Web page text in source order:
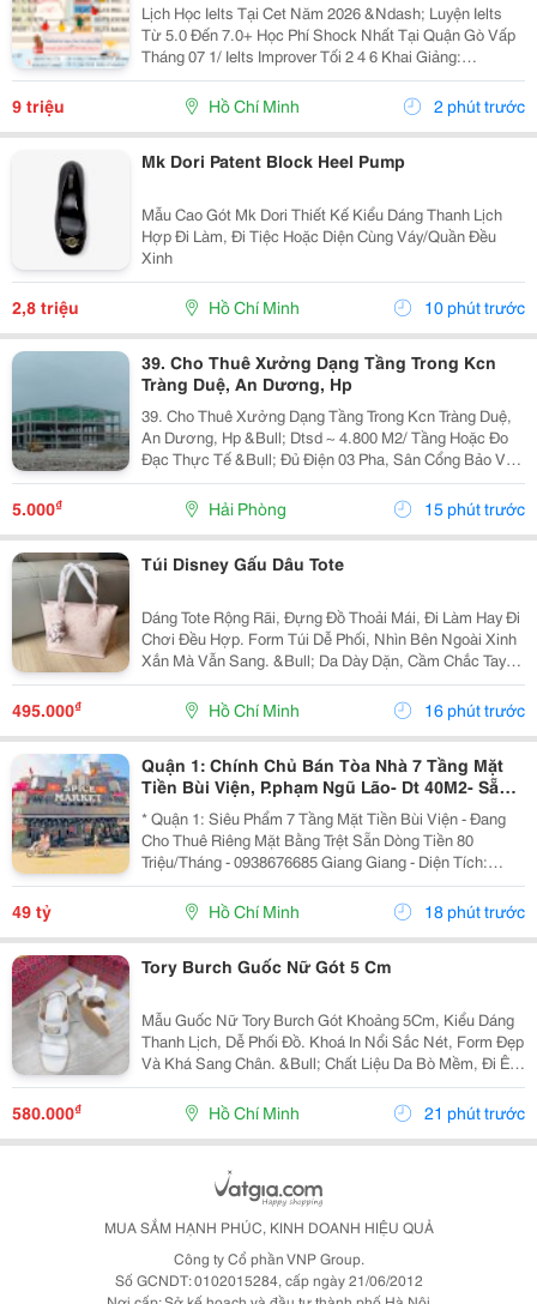
Lịch Học Ielts Tại Cet Năm 2026 &Ndash; Luyện Ielts
Từ 5.0 Đến 7.0+ Học Phí Shock Nhất Tại Quận Gò Vấp
Tháng 07 1/ Ielts Improver Tối 2 4 6 Khai Giảng:
13/07/2026 Khung Giờ: 18:00 Đến 21:00 Học Phí Ưu Đãi
5% Khi Đăng Ký 2/ Ielts...
9 triệu Hồ Chí Minh 2 phút trước
Mk Dori Patent Block Heel Pump
Mẫu Cao Gót Mk Dori Thiết Kế Kiểu Dáng Thanh Lịch
Hợp Đi Làm, Đi Tiệc Hoặc Diện Cùng Váy/Quần Đều
Xinh
2,8 triệu Hồ Chí Minh 10 phút trước
39. Cho Thuê Xưởng Dạng Tầng Trong Kcn
Tràng Duệ, An Dương, Hp
39. Cho Thuê Xưởng Dạng Tầng Trong Kcn Tràng Duệ,
An Dương, Hp &Bull; Dtsd ~ 4.800 M2/ Tầng Hoặc Đo
Đạc Thực Tế &Bull; Đủ Điện 03 Pha, Sân Cổng Bảo Vệ,
Pccc Tự Động, Mới 100% &Bull; Giá Chào Thuê 5.25
Usd/ M2/ Tháng
5.000₫ Hải Phòng 15 phút trước
Túi Disney Gấu Dâu Tote
Dáng Tote Rộng Rãi, Đựng Đồ Thoải Mái, Đi Làm Hay Đi
Chơi Đều Hợp. Form Túi Dễ Phối, Nhìn Bên Ngoài Xinh
Xắn Mà Vẫn Sang. &Bull; Da Dày Dặn, Cầm Chắc Tay
&Bull; Hoạ Tiết Dập Nổi Sắc Nét, Nhìn Rất Đẹp &Bull;
Kèm Keychain Gấu Cực Xinh &Bull; Full Box...
495.000₫ Hồ Chí Minh 16 phút trước
Quận 1: Chính Chủ Bán Tòa Nhà 7 Tầng Mặt
Tiền Bùi Viện, P.phạm Ngũ Lão- Dt 40M2- Sẵn
Hdt Riêng Tầng Trệt 80Tr/Th- Vị Trí Vip Nhất
Tại
* Quận 1: Siêu Phẩm 7 Tầng Mặt Tiền Bùi Viện - Đang
Cho Thuê Riêng Mặt Bằng Trệt Sẵn Dòng Tiền 80
Triệu/Tháng - 0938676685 Giang Giang - Diện Tích:
38M2 - Ngang 2,85M Nở Hậu 5,55M * 11M. - Kết Cấu: 7
Tầng - Sân Thượng - Sẵn 11 Phòng Dịch Vụ - 12...
49 tỷ Hồ Chí Minh 18 phút trước
Tory Burch Guốc Nữ Gót 5 Cm
Mẫu Guốc Nữ Tory Burch Gót Khoảng 5Cm, Kiểu Dáng
Thanh Lịch, Dễ Phối Đồ. Khoá In Nổi Sắc Nét, Form Đẹp
Và Khá Sang Chân. &Bull; Chất Liệu Da Bò Mềm, Đi Êm
Chân &Bull; Lót Da Mềm, Tạo Cảm Giác Thoải Mái Khi
Mang Lâu &Bull; Chi Tiết Khoá In Nổi Sắc...
580.000₫ Hồ Chí Minh 21 phút trước
MUA SẮM HẠNH PHÚC, KINH DOANH HIỆU QUẢ
Công ty Cổ phần VNP Group.
Số GCNDT: 0102015284, cấp ngày 21/06/2012